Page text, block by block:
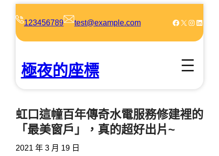
123456789 test@example.com Facebook X Instagram LinkedIn
極夜的座標
虹口這幢百年傳奇水電服務修建裡的
「最美窗戶」，真的超好出片~
2021 年 3 月 19 日